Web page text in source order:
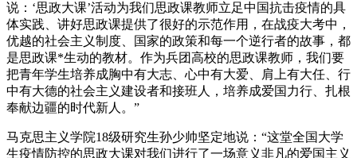
说：‘思政大课’活动为我们思政课教师立足中国抗击疫情的具
体实践、讲好思政课提供了很好的示范作用，在战疫大考中，
优越的社会主义制度、国家的政策和每一个逆行者的故事，都
是思政课*生动的教材。作为兵团高校的思政课教师，我们要
把青年学生培养成胸中有大志、心中有大爱、肩上有大任、行
中有大德的社会主义建设者和接班人，培养成爱国力行、扎根
奉献边疆的时代新人。”
马克思主义学院18级研究生孙少帅坚定地说：“这堂全国大学
生疫情防控的思政大课对我们进行了一场意义非凡的爱国主义